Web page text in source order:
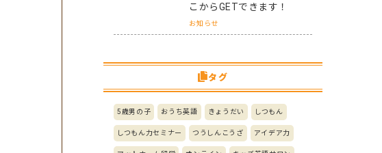
こからGETできます！
お知らせ
タグ
5歳男の子 おうち英語 きょうだい しつもん
しつもん力セミナー つうしんこうざ アイデア力